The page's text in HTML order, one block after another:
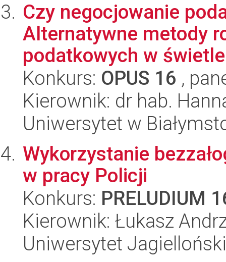
Czy negocjowanie
Alternatywne metody
podatkowych w
Konkurs: OPUS 16 ,
Kierownik: dr hab.
Uniwersytet w
Wykorzystanie
w pracy Policji
Konkurs: PRELUDIUM
Kierownik: Łukasz
Uniwersytet